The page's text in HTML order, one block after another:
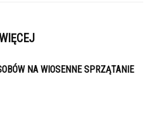
NA WIOSENNE SPRZĄTANIE